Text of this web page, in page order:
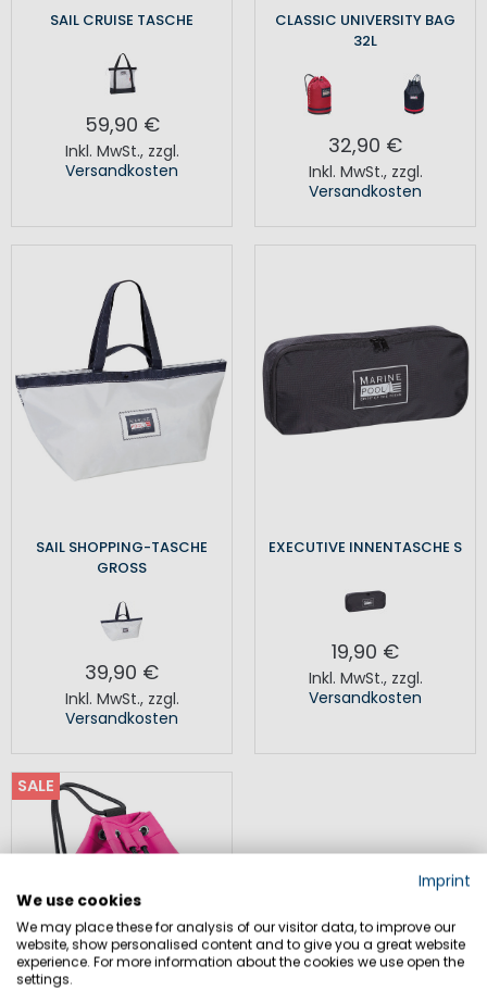
SAIL CRUISE TASCHE
59,90 €
Inkl. MwSt., zzgl.
Versandkosten
CLASSIC UNIVERSITY BAG
32L
32,90 €
Inkl. MwSt., zzgl.
Versandkosten
SAIL SHOPPING-TASCHE
GROSS
39,90 €
Inkl. MwSt., zzgl.
Versandkosten
EXECUTIVE INNENTASCHE S
19,90 €
Inkl. MwSt., zzgl.
Versandkosten
SALE
Imprint
We use cookies
We may place these for analysis of our visitor data, to improve our
website, show personalised content and to give you a great website
experience. For more information about the cookies we use open the
settings.